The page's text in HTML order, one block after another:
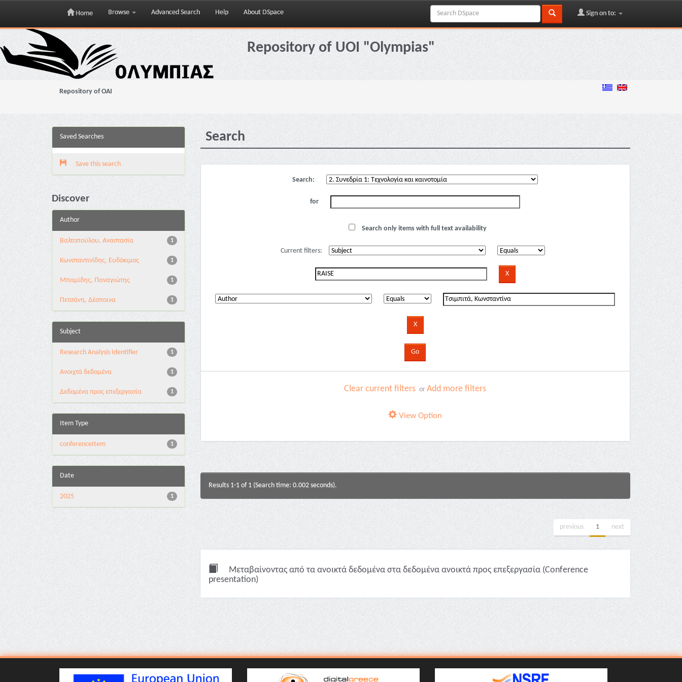
Skip
navigation
Home Browse Advanced Search Help About DSpace Sign on to:
Repository of UOI "Olympias"
Repository of OAI
Saved Searches
Save this search
Discover
Author
1
Βαλτοπούλου, Αναστασία
1
Κωνσταντινίδης, Ευδόκιμος
1
Μπαμίδης, Παναγιώτης
1
Πετσάνη, Δέσποινα
Subject
1
Research Analysis Identifier
1
Ανοιχτά δεδομένα
1
Δεδομένα προς επεξεργασία
Item Type
1
conferenceItem
Date
1
2025
Search
Search:
for
Search only items with full text availability
Current filters:
Clear current filters orAdd more filters
View Option
Results 1-1 of 1 (Search time: 0.002 seconds).
previous 1 next
Μεταβαίνοντας από τα ανοικτά δεδομένα στα δεδομένα ανοικτά προς επεξεργασία (Conference
presentation)